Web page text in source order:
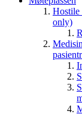
Hostile
only)